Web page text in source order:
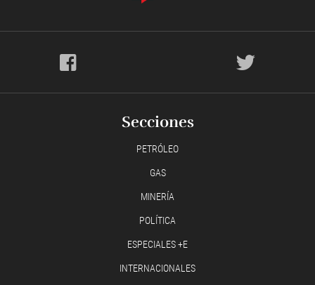
Secciones
PETRÓLEO
GAS
MINERÍA
POLÍTICA
ESPECIALES +E
INTERNACIONALES